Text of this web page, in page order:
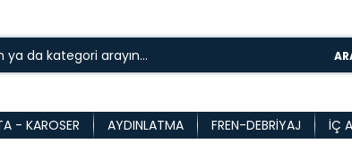
- KAROSER AYDINLATMA FREN-DEBRIYAJ İÇ